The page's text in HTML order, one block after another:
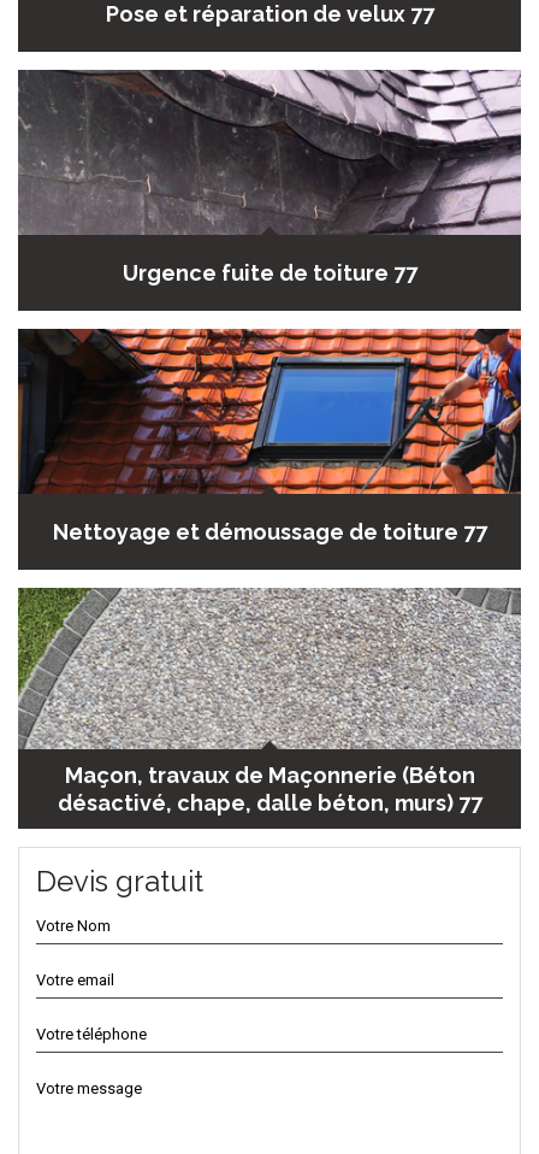
Pose et réparation de velux 77
Urgence fuite de toiture 77
Nettoyage et démoussage de toiture 77
Maçon, travaux de Maçonnerie (Béton
désactivé, chape, dalle béton, murs) 77
Devis gratuit